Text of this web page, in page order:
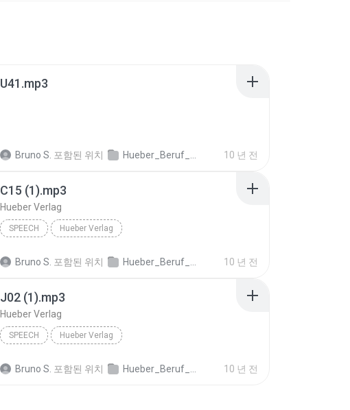
U41.mp3
Bruno S. 포함된 위치 Hueber_Beruf_Deutsch_in_der_Pflege_Spanisch_ISBN_978_3_19_007476_1.mp3 10 년 전
C15 (1).mp3
Hueber Verlag
SPEECH Hueber Verlag
Bruno S. 포함된 위치 Hueber_Beruf_Deutsch_in_der_Pflege_Spanisch_ISBN_978_3_19_007476_1.mp3 10 년 전
J02 (1).mp3
Hueber Verlag
SPEECH Hueber Verlag
Bruno S. 포함된 위치 Hueber_Beruf_Deutsch_in_der_Pflege_Spanisch_ISBN_978_3_19_007476_1.mp3 10 년 전